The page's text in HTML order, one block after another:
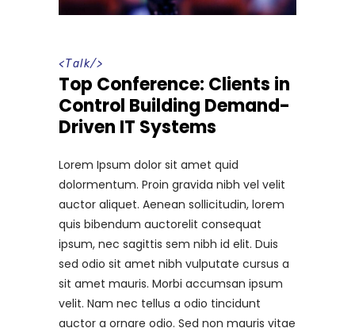
<Talk/>
Top Conference: Clients in
Control Building Demand-
Driven IT Systems
Lorem Ipsum dolor sit amet quid
dolormentum. Proin gravida nibh vel velit
auctor aliquet. Aenean sollicitudin, lorem
quis bibendum auctorelit consequat
ipsum, nec sagittis sem nibh id elit. Duis
sed odio sit amet nibh vulputate cursus a
sit amet mauris. Morbi accumsan ipsum
velit. Nam nec tellus a odio tincidunt
auctor a ornare odio. Sed non mauris vitae